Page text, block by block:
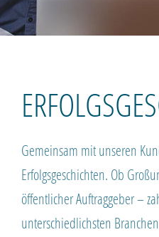
Gemeinsam mit unseren
Erfolgsgeschichten. Ob
öffentlicher Auftraggeber –
unterschiedlichsten